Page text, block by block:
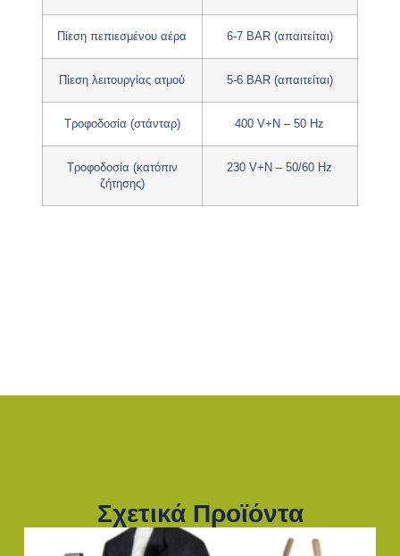
Πίεση πεπιεσμένου αέρα 6-7 BAR (απαιτείται)
Πίεση λειτουργίας ατμού 5-6 BAR (απαιτείται)
Τροφοδοσία (στάνταρ) 400 V+N – 50 Hz
Τροφοδοσία (κατόπιν
ζήτησης)
230 V+N – 50/60 Hz
Σχετικά Προϊόντα